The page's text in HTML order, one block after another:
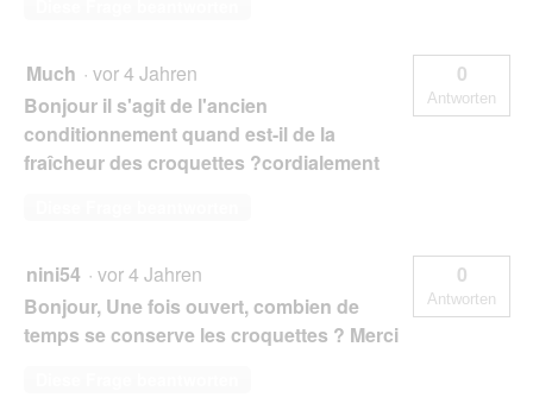
Much · vor 4 Jahren
Bonjour il s'agit de l'ancien
conditionnement quand est-il de la
fraîcheur des croquettes ?cordialement
0
Antworten
nini54 · vor 4 Jahren
Bonjour, Une fois ouvert, combien de
temps se conserve les croquettes ? Merci
0
Antworten